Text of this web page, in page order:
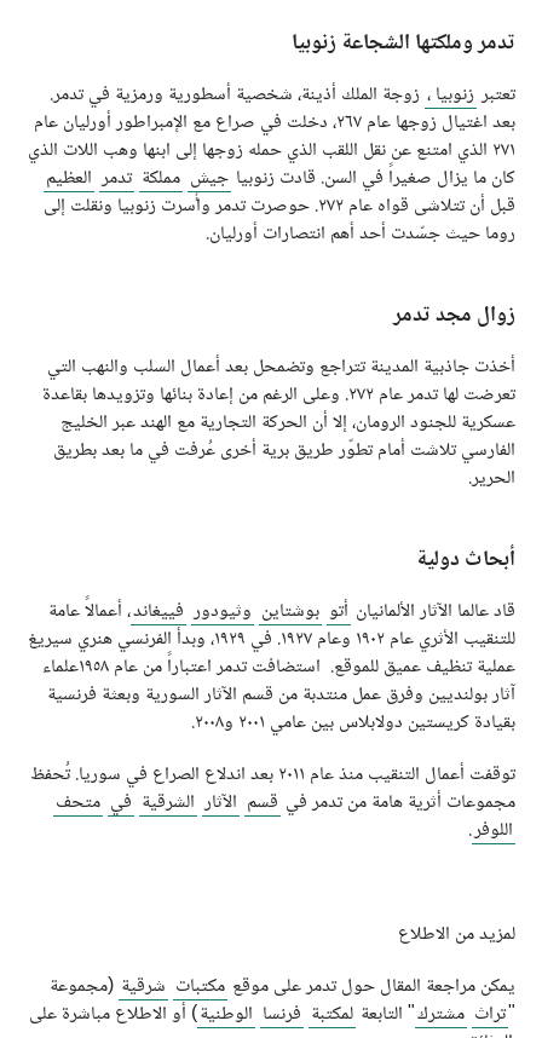
تدمر وملكتها الشجاعة زنوبيا
تعتبر زنوبيا، زوجة الملك أذينة، شخصية أسطورية ورمزية في تدمر.
بعد اغتيال زوجها عام ٢٦٧، دخلت في صراع مع الإمبراطور أورليان عام
٢٧١ الذي امتنع عن نقل اللقب الذي حمله زوجها إلى ابنها وهب اللات الذي
كان ما يزال صغيراً في السن. قادت زنوبيا جيش مملكة تدمر العظيم
قبل أن تتلاشى قواه عام ٢٧٢. حوصرت تدمر وأُسرت زنوبيا ونقلت إلى
روما حيث جسّدت أحد أهم انتصارات أورليان.
زوال مجد تدمر
أخذت جاذبية المدينة تتراجع وتضمحل بعد أعمال السلب والنهب التي
تعرضت لها تدمر عام ٢٧٢. وعلى الرغم من إعادة بنائها وتزويدها بقاعدة
عسكرية للجنود الرومان، إلا أن الحركة التجارية مع الهند عبر الخليج
الفارسي تلاشت أمام تطوّر طريق برية أخرى عُرفت في ما بعد بطريق
الحرير.
أبحاث دولية
قاد عالما الآثار الألمانيان أتو بوشتاين وثيودور فييغاند، أعمالاً عامة
للتنقيب الأثري عام ١٩٠٢ وعام ١٩٢٧. في ١٩٢٩، وبدأ الفرنسي هنري سيريغ
عملية تنظيف عميق للموقع. استضافت تدمر اعتباراً من عام ١٩٥٨علماء
آثار بولنديين وفرق عمل منتدبة من قسم الآثار السورية وبعثة فرنسية
بقيادة كريستين دولابلاس بين عامي ٢٠٠١ و٢٠٠٨.
توقفت أعمال التنقيب منذ عام ٢٠١١ بعد اندلاع الصراع في سوريا. تُحفظ
مجموعات أثرية هامة من تدمر في قسم الآثار الشرقية في متحف
اللوفر.
لمزيد من الاطلاع
يمكن مراجعة المقال حول تدمر على موقع مكتبات شرقية (مجموعة
"تراث مشترك" التابعة لمكتبة فرنسا الوطنية) أو الاطلاع مباشرة على